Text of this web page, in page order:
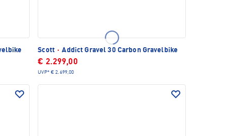
Scott · Addict Gravel 30 Carbon Gravelbike
€ 2.299,00
UVP* € 2.699,00